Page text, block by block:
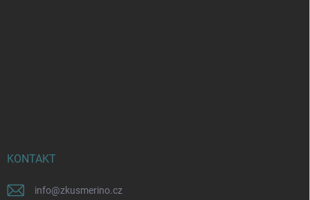
KONTAKT
info@zkusmerino.cz